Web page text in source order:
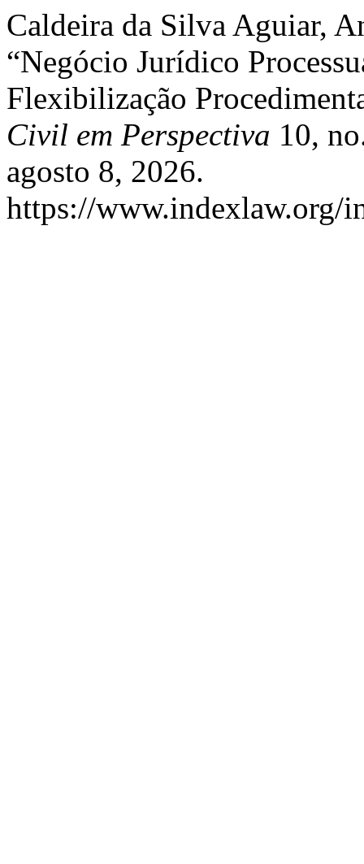
Caldeira da Silva Aguiar,
“Negócio Jurídico
Flexibilização
Civil em Perspectiva 10,
agosto 8, 2026.
https://www.indexlaw.org/